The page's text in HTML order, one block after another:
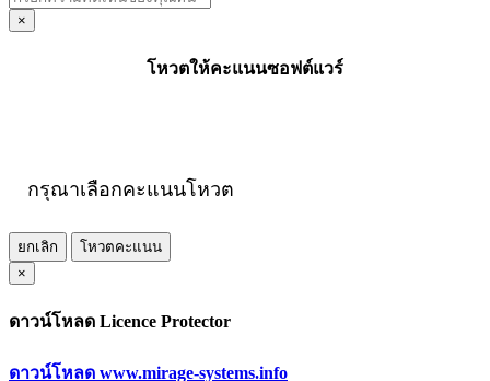
×
โหวตให้คะแนนซอฟต์แวร์
กรุณาเลือกคะแนนโหวต
ยกเลิก
โหวตคะแนน
×
ดาวน์โหลด Licence Protector
ดาวน์โหลด www.mirage-systems.info